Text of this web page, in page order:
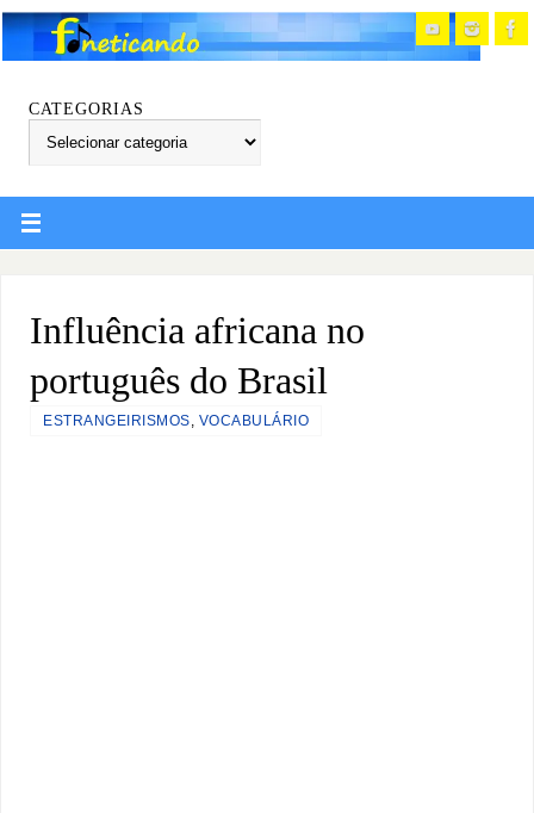
CATEGORIAS
Influência africana no
português do Brasil
ESTRANGEIRISMOS VOCABULÁRIO